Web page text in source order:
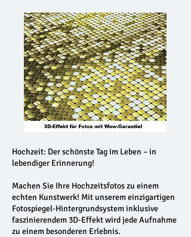
Hochzeit: Der schönste Tag im Leben – in
lebendiger Erinnerung!
Machen Sie Ihre Hochzeitsfotos zu einem
echten Kunstwerk! Mit unserem einzigartigen
Fotospiegel-Hintergrundsystem inklusive
faszinierendem 3D-Effekt wird jede Aufnahme
zu einem besonderen Erlebnis.